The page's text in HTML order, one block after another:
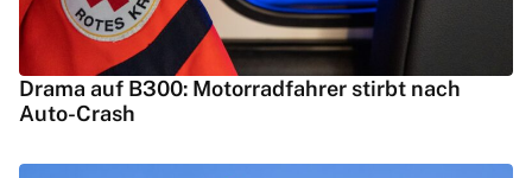
Drama auf B300: Motorradfahrer stirbt nach
Auto-Crash